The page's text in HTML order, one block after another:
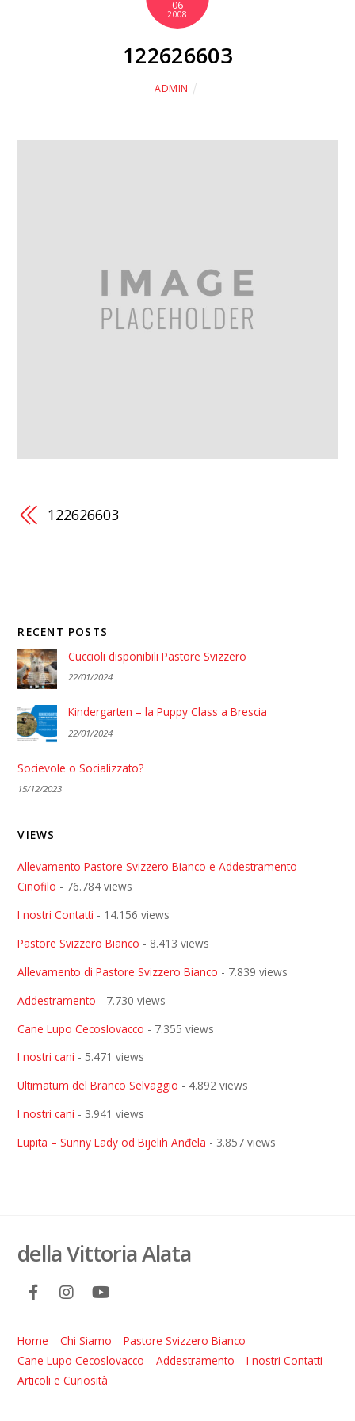
06
2008
122626603
ADMIN
122626603
RECENT POSTS
Cuccioli disponibili Pastore Svizzero
22/01/2024
Kindergarten – la Puppy Class a Brescia
22/01/2024
Socievole o Socializzato?
15/12/2023
VIEWS
Allevamento Pastore Svizzero Bianco e Addestramento
Cinofilo - 76.784 views
I nostri Contatti - 14.156 views
Pastore Svizzero Bianco - 8.413 views
Allevamento di Pastore Svizzero Bianco - 7.839 views
Addestramento - 7.730 views
Cane Lupo Cecoslovacco - 7.355 views
I nostri cani - 5.471 views
Ultimatum del Branco Selvaggio - 4.892 views
I nostri cani - 3.941 views
Lupita – Sunny Lady od Bijelih Anđela - 3.857 views
della Vittoria Alata
Home Chi Siamo
Pastore Svizzero Bianco
Cane Lupo Cecoslovacco
Addestramento
I nostri Contatti
Articoli e Curiosità